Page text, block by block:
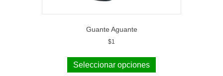
Guante Aguante
$1
Seleccionar opciones